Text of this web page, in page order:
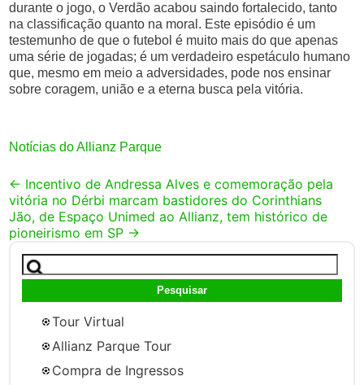
durante o jogo, o Verdão acabou saindo fortalecido, tanto
na classificação quanto na moral. Este episódio é um
testemunho de que o futebol é muito mais do que apenas
uma série de jogadas; é um verdadeiro espetáculo humano
que, mesmo em meio a adversidades, pode nos ensinar
sobre coragem, união e a eterna busca pela vitória.
Notícias do Allianz Parque
Post
navigation
← Incentivo de Andressa Alves e comemoração pela
vitória no Dérbi marcam bastidores do Corinthians
Jão, de Espaço Unimed ao Allianz, tem histórico de
pioneirismo em SP →
Pesquisar
por:
Tour Virtual
Allianz Parque Tour
Compra de Ingressos